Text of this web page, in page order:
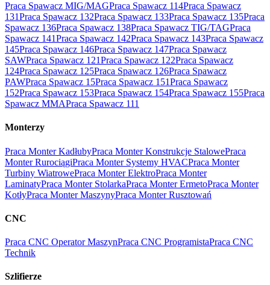
Praca Spawacz MIG/MAGPraca Spawacz 114Praca Spawacz
131Praca Spawacz 132Praca Spawacz 133Praca Spawacz 135Praca
Spawacz 136Praca Spawacz 138Praca Spawacz TIG/TAGPraca
Spawacz 141Praca Spawacz 142Praca Spawacz 143Praca Spawacz
145Praca Spawacz 146Praca Spawacz 147Praca Spawacz
SAWPraca Spawacz 121Praca Spawacz 122Praca Spawacz
124Praca Spawacz 125Praca Spawacz 126Praca Spawacz
PAWPraca Spawacz 15Praca Spawacz 151Praca Spawacz
152Praca Spawacz 153Praca Spawacz 154Praca Spawacz 155Praca
Spawacz MMAPraca Spawacz 111
Monterzy
Praca Monter KadłubyPraca Monter Konstrukcje StalowePraca
Monter RurociągiPraca Monter Systemy HVACPraca Monter
Turbiny WiatrowePraca Monter ElektroPraca Monter
LaminatyPraca Monter StolarkaPraca Monter ErmetoPraca Monter
KotłyPraca Monter MaszynyPraca Monter Rusztowań
CNC
Praca CNC Operator MaszynPraca CNC ProgramistaPraca CNC
Technik
Szlifierze